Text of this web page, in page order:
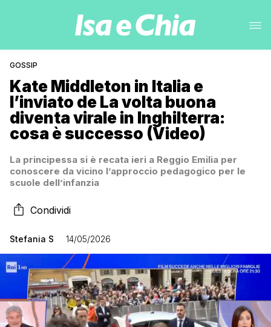
GOSSIP
Kate Middleton in Italia e
l’inviato de La volta buona
diventa virale in Inghilterra:
cosa è successo (Video)
La principessa si è recata ieri a Reggio Emilia per
conoscere da vicino l’approccio pedagogico per le
scuole dell’infanzia
Condividi
Stefania S 14/05/2026